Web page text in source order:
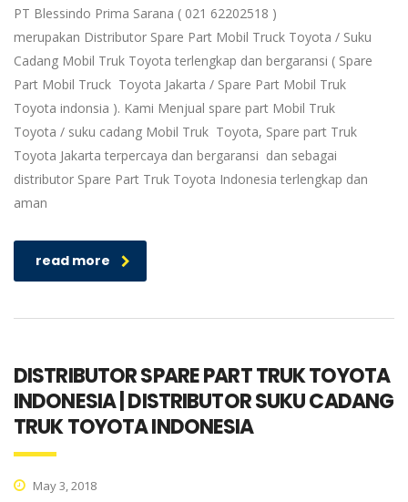
PT Blessindo Prima Sarana ( 021 62202518 )
merupakan Distributor Spare Part Mobil Truck Toyota / Suku
Cadang Mobil Truk Toyota terlengkap dan bergaransi ( Spare
Part Mobil Truck Toyota Jakarta / Spare Part Mobil Truk
Toyota indonsia ). Kami Menjual spare part Mobil Truk
Toyota / suku cadang Mobil Truk Toyota, Spare part Truk
Toyota Jakarta terpercaya dan bergaransi dan sebagai
distributor Spare Part Truk Toyota Indonesia terlengkap dan
aman
read more
DISTRIBUTOR SPARE PART TRUK TOYOTA
INDONESIA | DISTRIBUTOR SUKU CADANG
TRUK TOYOTA INDONESIA
May 3, 2018